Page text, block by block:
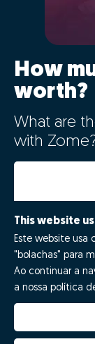
How
worth?
What are
with
How much is my
Why choose Zome
This website
Este website usa
"bolachas" para
Ao continuar a
a nossa política